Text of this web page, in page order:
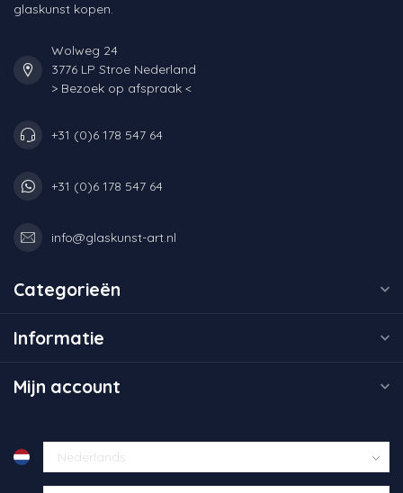
glaskunst kopen.
Wolweg 24
3776 LP Stroe Nederland
> Bezoek op afspraak <
+31 (0)6 178 547 64
+31 (0)6 178 547 64
info@glaskunst-art.nl
Categorieën
Informatie
Mijn account